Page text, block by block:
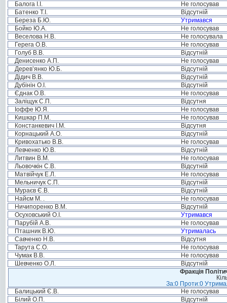
Балога І.І.
Не голосував
Батенко Т.І.
Відсутній
Береза Б.Ю.
Утримався
Бойко Ю.А.
Не голосував
Веселова Н.В.
Не голосувала
Герега О.В.
Не голосував
Голуб В.В.
Відсутній
Денисенко А.П.
Не голосував
Дерев’янко Ю.Б.
Відсутній
Дідич В.В.
Відсутній
Дубінін О.І.
Відсутній
Єднак О.В.
Не голосував
Заліщук С.П.
Відсутня
Іоффе Ю.Я.
Не голосував
Кишкар П.М.
Не голосував
Констанкевич І.М.
Відсутня
Корнацький А.О.
Відсутній
Кривохатько В.В.
Не голосував
Левченко Ю.В.
Відсутній
Литвин В.М.
Не голосував
Льовочкін С.В.
Відсутній
Матвійчук Е.Л.
Не голосував
Мельничук С.П.
Відсутній
Мураєв Є.В.
Відсутній
Найєм М. .
Не голосував
Ничипоренко В.М.
Відсутній
Осуховський О.І.
Утримався
Парубій А.В.
Не голосував
Пташник В.Ю.
Утрималась
Савченко Н.В.
Відсутня
Тарута С.О.
Не голосував
Чумак В.В.
Не голосував
Шевченко О.Л.
Відсутній
Фракція
За:0 Проти:0
Балицький Є.В.
Не голосував
Білий О.П.
Відсутній